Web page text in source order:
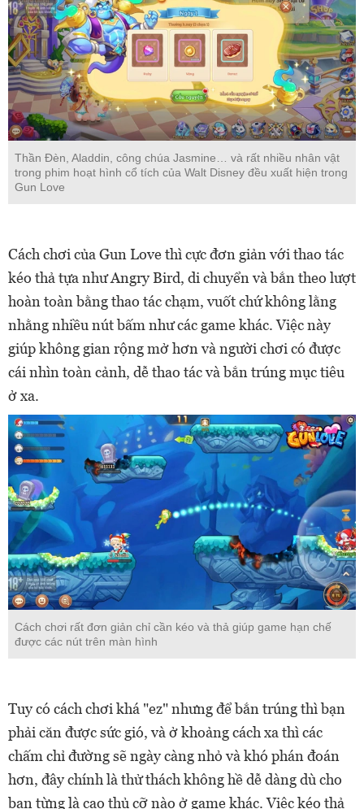
Thần Đèn, Aladdin, công chúa Jasmine… và rất nhiều nhân vật
trong phim hoạt hình cổ tích của Walt Disney đều xuất hiện trong
Gun Love
Cách chơi của Gun Love thì cực đơn giản với thao tác
kéo thả tựa như Angry Bird, di chuyển và bắn theo lượt
hoàn toàn bằng thao tác chạm, vuốt chứ không lằng
nhằng nhiều nút bấm như các game khác. Việc này
giúp không gian rộng mở hơn và người chơi có được
cái nhìn toàn cảnh, dễ thao tác và bắn trúng mục tiêu
ở xa.
Cách chơi rất đơn giản chỉ cần kéo và thả giúp game hạn chế
được các nút trên màn hình
Tuy có cách chơi khá "ez" nhưng để bắn trúng thì bạn
phải căn được sức gió, và ở khoảng cách xa thì các
chấm chỉ đường sẽ ngày càng nhỏ và khó phán đoán
hơn, đây chính là thử thách không hề dễ dàng dù cho
bạn từng là cao thủ cỡ nào ở game khác. Việc kéo thả